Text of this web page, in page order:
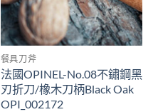
餐具刀斧
法國OPINEL-No.08不鏽鋼黑
刃折刀/橡木刀柄Black Oak
OPI_002172